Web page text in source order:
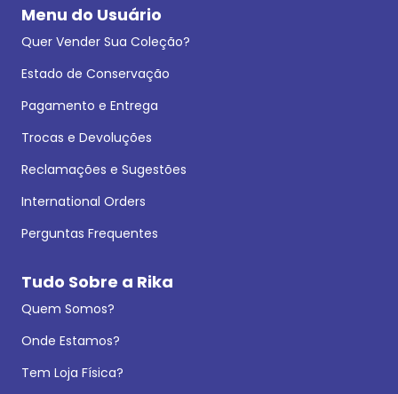
Menu do Usuário
Quer Vender Sua Coleção?
Estado de Conservação
Pagamento e Entrega
Trocas e Devoluções
Reclamações e Sugestões
International Orders
Perguntas Frequentes
Tudo Sobre a Rika
Quem Somos?
Onde Estamos?
Tem Loja Física?